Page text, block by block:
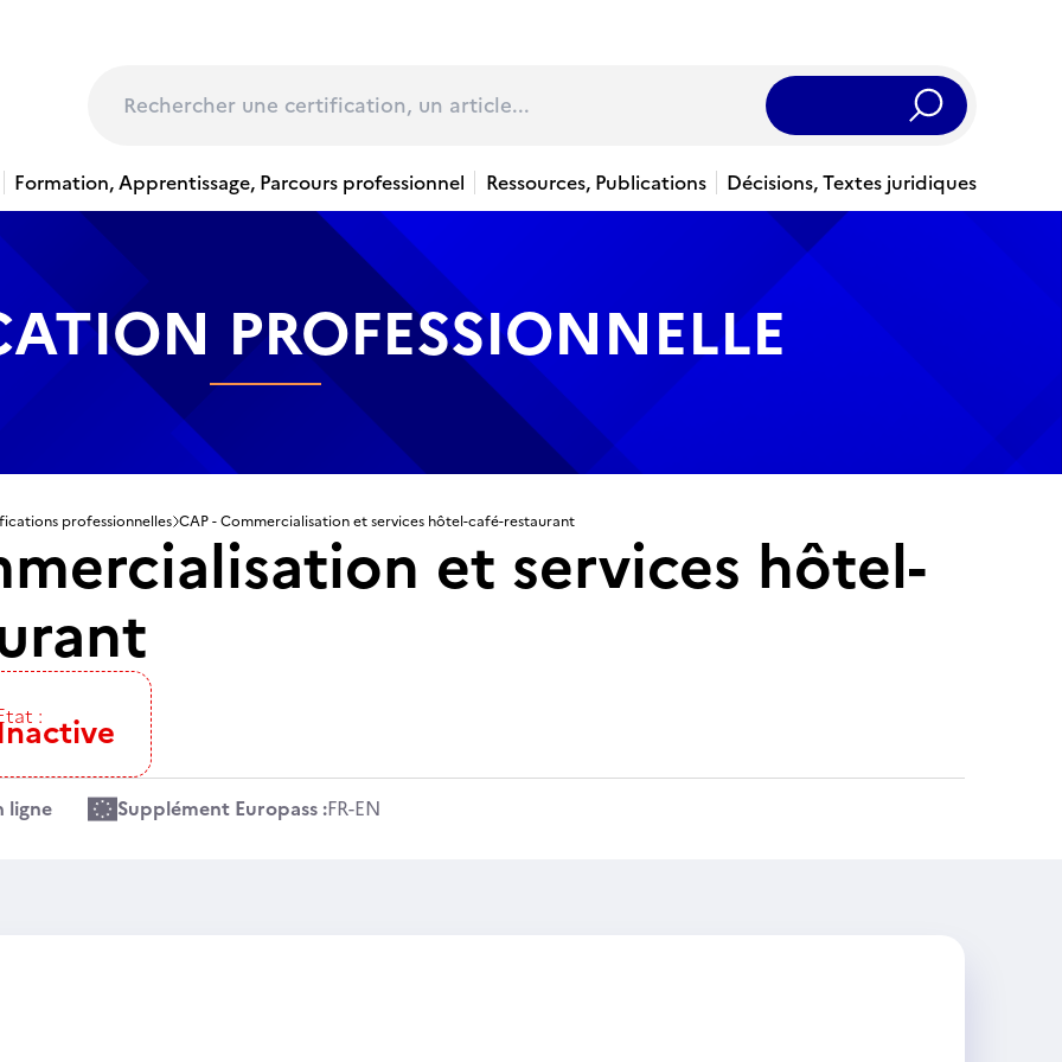
Rechercher
Formation, Apprentissage, Parcours professionnel Ressources, Publications Décisions, Textes juridiques
PROFESSIONNELLE
professionnelles CAP - Commercialisation et services hôtel-café-restaurant
et services hôtel-
:
ligne Supplément Europass :FR-EN